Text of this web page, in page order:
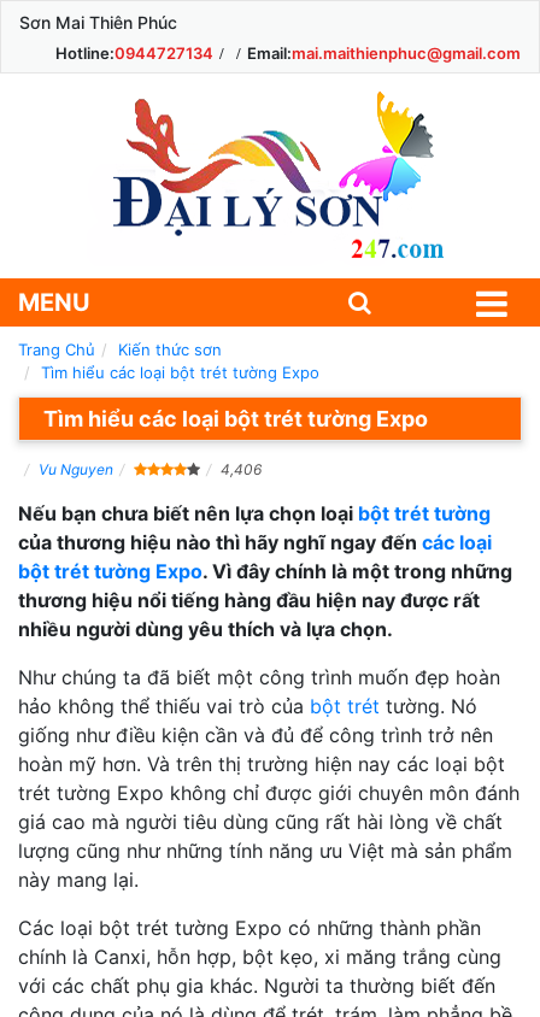
Sơn Mai Thiên Phúc
Hotline:0944727134 Email:mai.maithienphuc@gmail.com
MENU
Trang Chủ
Kiến thức sơn
Tìm hiểu các loại bột trét tường Expo
Tìm hiểu các loại bột trét tường Expo
Vu Nguyen 4,406
Nếu bạn chưa biết nên lựa chọn loại bột trét tường
của thương hiệu nào thì hãy nghĩ ngay đến các loại
bột trét tường Expo. Vì đây chính là một trong những
thương hiệu nổi tiếng hàng đầu hiện nay được rất
nhiều người dùng yêu thích và lựa chọn.
Như chúng ta đã biết một công trình muốn đẹp hoàn
hảo không thể thiếu vai trò của bột trét tường. Nó
giống như điều kiện cần và đủ để công trình trở nên
hoàn mỹ hơn. Và trên thị trường hiện nay các loại bột
trét tường Expo không chỉ được giới chuyên môn đánh
giá cao mà người tiêu dùng cũng rất hài lòng về chất
lượng cũng như những tính năng ưu Việt mà sản phẩm
này mang lại.
Các loại bột trét tường Expo có những thành phần
chính là Canxi, hỗn hợp, bột kẹo, xi măng trắng cùng
với các chất phụ gia khác. Người ta thường biết đến